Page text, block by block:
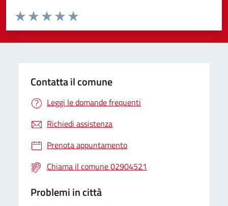
Valuta da 1 a 5 stelle la pagina
Valuta 5 stelle su 5
Valuta 4 stelle su 5
Valuta 3 stelle su 5
Valuta 2 stelle su 5
Valuta 1 stelle su 5
Contatta il comune
Leggi le domande frequenti
Richiedi assistenza
Prenota appuntamento
Chiama il comune 02904521
Problemi in città